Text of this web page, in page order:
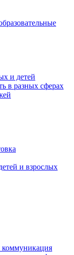
и детей
в разных сферах
и взрослых
коммуникация